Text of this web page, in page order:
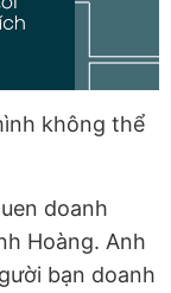
không thể
doanh
Hoàng. Anh
bạn doanh